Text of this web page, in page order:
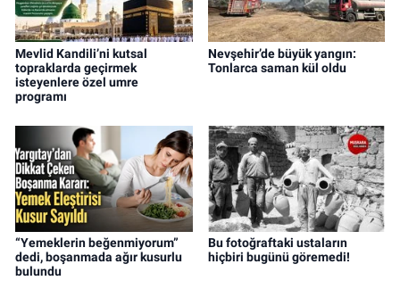
Mevlid Kandili’ni kutsal
topraklarda geçirmek
isteyenlere özel umre
programı
Nevşehir’de büyük yangın:
Tonlarca saman kül oldu
“Yemeklerin beğenmiyorum”
dedi, boşanmada ağır kusurlu
bulundu
Bu fotoğraftaki ustaların
hiçbiri bugünü göremedi!